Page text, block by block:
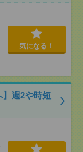
気になる！
】週2や時短